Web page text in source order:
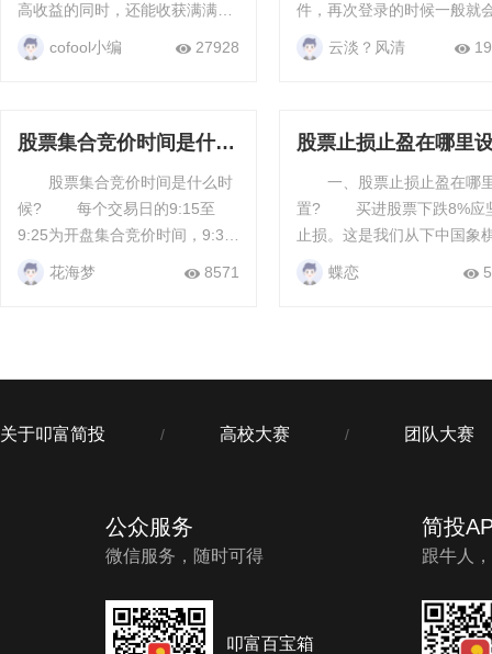
高收益的同时，还能收获满满的
现金红包！ 专享8.18%理财券，
财富增值快车道！ 我们深知您对
cofool小编 27928
件，再次登录的时候一般就
要输入客户代码，那么你知
票账户客户代码是什么意思
云淡？风清
股票集合竞价时间是什么
时候？股票交易时间
股票集合竞价时间是什么时
候? 每个交易日的9:15至
9:25为开盘集合竞价时间，9:30
至11:30、13:00至14:57为连续
竞价时间，14:57至15:00为收盘
花海梦 8571
股票止损止盈在哪里
置？止损挂单什么意
一、股票止损止盈在哪
置? 买进股票下跌8%应坚决
止损。这是我们从下中国象
得到的启示,下棋看7步,在被
面时,一定要丢“卒”保“车”,保
蝶恋
关于叩富简投 / 高校大赛 / 团队大赛
公众服务
微信服务，随时可得
叩富百宝箱
简投
跟牛人